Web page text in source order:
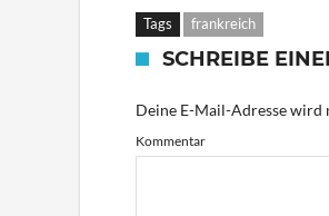
Tags frankreich
SCHREIBE
Deine E-Mail-Adresse
Kommentar